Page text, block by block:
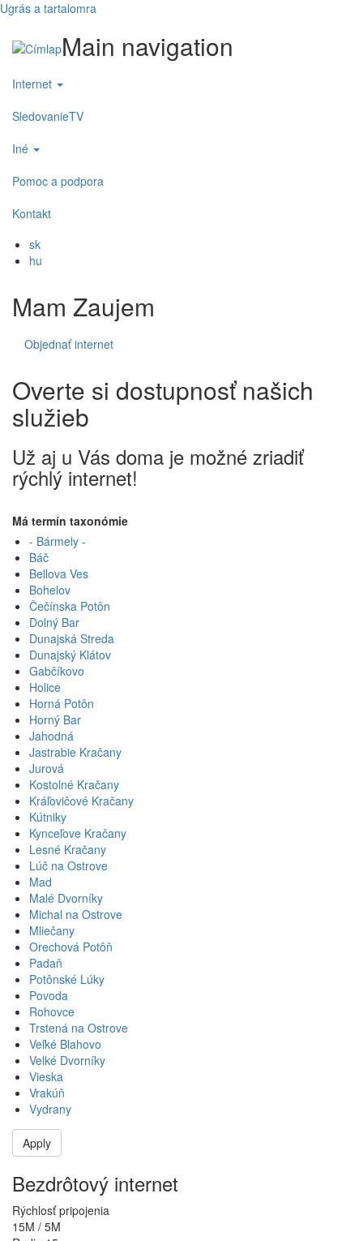
Ugrás a tartalomra
Main navigation
Internet
SledovanieTV
Iné
Pomoc a podpora
Kontakt
sk
hu
Mam Zaujem
Objednať internet
Overte si dostupnosť našich
služieb
Už aj u Vás doma je možné zriadiť
rýchlý internet!
Má termín taxonómie
- Bármely -
Báč
Bellova Ves
Bohelov
Čečínska Potôn
Dolný Bar
Dunajská Streda
Dunajský Klátov
Gabčíkovo
Holice
Horná Potôn
Horný Bar
Jahodná
Jastrabie Kračany
Jurová
Kostolné Kračany
Kráľovičové Kračany
Kútniky
Kynceľove Kračany
Lesné Kračany
Lúč na Ostrove
Mad
Malé Dvorníky
Michal na Ostrove
Mliečany
Orechová Potôň
Padaň
Potônské Lúky
Povoda
Rohovce
Trstená na Ostrove
Veľké Blahovo
Velké Dvorníky
Vieska
Vrakúň
Vydrany
Apply
Bezdrôtový internet
Rýchlosť pripojenia
15M / 5M